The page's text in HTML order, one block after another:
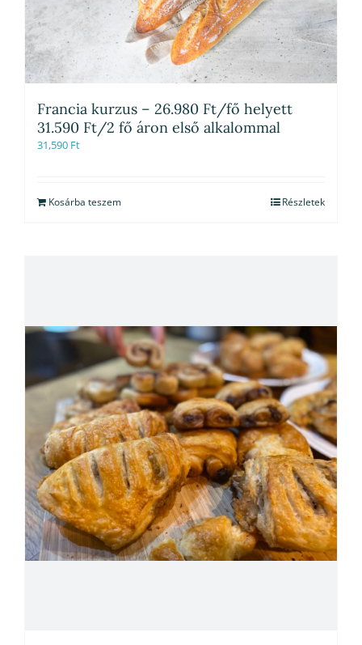
Francia kurzus – 26.980 Ft/fő helyett
31.590 Ft/2 fő áron első alkalommal
31,590 Ft
Kosárba teszem Részletek